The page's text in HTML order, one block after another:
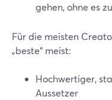
gehen, ohne es
Für die meisten
„beste“ meist:
Hochwertiger,
Aussetzer